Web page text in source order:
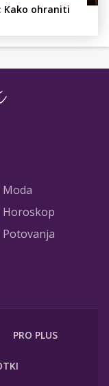
Kako ohraniti
Moda
Horoskop
Potovanja
PRO PLUS